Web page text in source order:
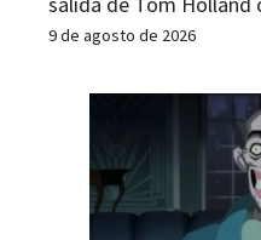
9 de agosto de 2026